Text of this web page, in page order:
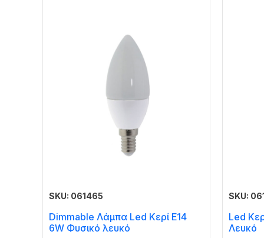
SKU: 061465
Dimmable Λάμπα Led Κερί E14
6W Φυσικό λευκό
SKU:
Led
Λευκό